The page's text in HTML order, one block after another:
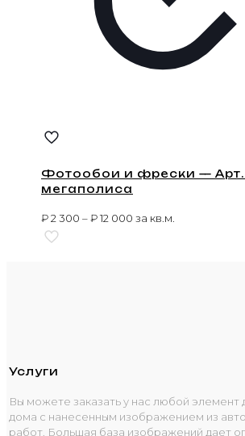
Фотообои и фрески — Арт.
мегаполиса
₽2 300 –₽12 000 за кв.м.
Услуги
Вы можете заказать у нас любой элемент
дома с нанесенным изображением из
работ. Большая база изображений дает